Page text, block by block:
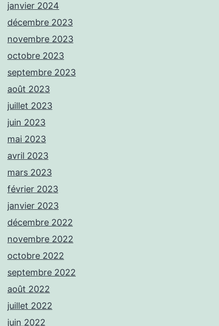
janvier 2024
décembre 2023
novembre 2023
octobre 2023
septembre 2023
août 2023
juillet 2023
juin 2023
mai 2023
avril 2023
mars 2023
février 2023
janvier 2023
décembre 2022
novembre 2022
octobre 2022
septembre 2022
août 2022
juillet 2022
juin 2022